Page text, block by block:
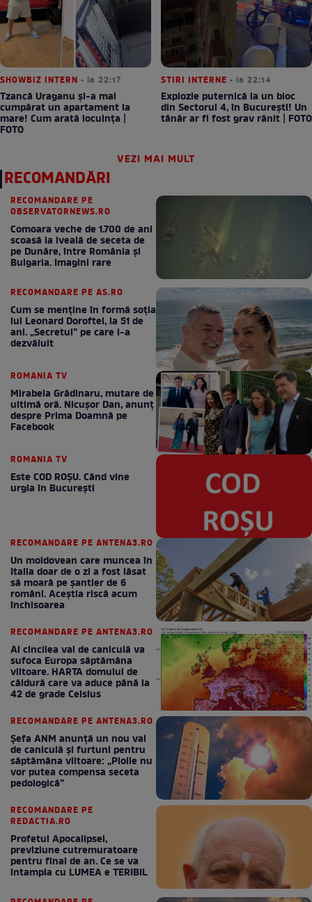
SHOWBIZ INTERN • la 22:17
Tzancă Uraganu și-a mai
cumpărat un apartament la
mare! Cum arată locuința |
FOTO
STIRI INTERNE • la 22:14
Explozie puternică la un bloc
din Sectorul 4, în București! Un
tânăr ar fi fost grav rănit | FOTO
VEZI MAI MULT
RECOMANDĂRI
RECOMANDARE PE
OBSERVATORNEWS.RO
Comoara veche de 1.700 de ani
scoasă la iveală de seceta de
pe Dunăre, între România şi
Bulgaria. Imagini rare
RECOMANDARE PE AS.RO
Cum se menţine în formă soţia
lui Leonard Doroftei, la 51 de
ani. „Secretul” pe care l-a
dezvăluit
ROMANIA TV
Mirabela Grădinaru, mutare de
ultimă oră. Nicuşor Dan, anunţ
despre Prima Doamnă pe
Facebook
ROMANIA TV
Este COD ROŞU. Când vine
urgia în Bucureşti
RECOMANDARE PE ANTENA3.RO
Un moldovean care muncea în
Italia doar de o zi a fost lăsat
să moară pe şantier de 6
români. Aceștia riscă acum
închisoarea
RECOMANDARE PE ANTENA3.RO
Al cincilea val de caniculă va
sufoca Europa săptămâna
viitoare. HARTA domului de
căldură care va aduce până la
42 de grade Celsius
RECOMANDARE PE ANTENA3.RO
Șefa ANM anunță un nou val
de caniculă și furtuni pentru
săptămâna viitoare: „Ploile nu
vor putea compensa seceta
pedologică”
RECOMANDARE PE
REDACTIA.RO
Profetul Apocalipsei,
previziune cutremuratoare
pentru final de an. Ce se va
intampla cu LUMEA e TERIBIL